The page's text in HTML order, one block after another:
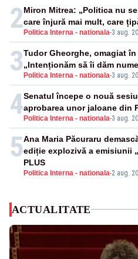
2Politica Interna - nationala-3 aug.
Miron Mitrea: „Politica nu
care înjură mai mult, care
3Politica Interna - nationala-3 aug.
Tudor Gheorghe, omagiat
„Intenționăm să îi dăm
4Politica Interna - nationala-3 aug.
Senatul începe o nouă
aprobarea unor jaloane din
5
Politica Interna - nationala-2 aug.
Ana Maria Păcuraru
ediție explozivă a emisiunii
PLUS
ACTUALITATE